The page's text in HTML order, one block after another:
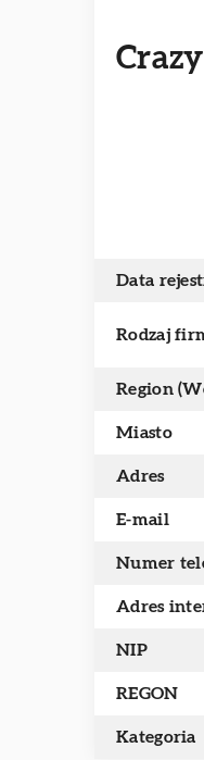
Data
Rodzaj
Region
Miasto
Adres
E-mail
Numer
Adres
NIP
REGON
Kategoria